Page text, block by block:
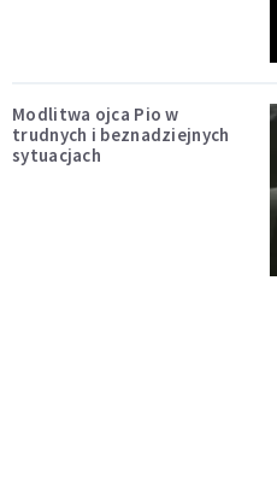
Modlitwa ojca Pio w
trudnych i beznadziejnych
sytuacjach